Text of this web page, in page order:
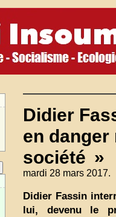
Didier
en danger
société »
mardi 28 mars 2017.
Didier Fassin
lui, devenu le